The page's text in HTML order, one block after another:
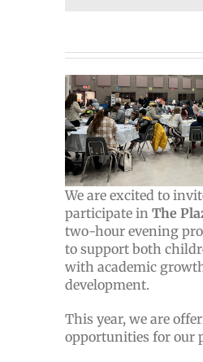
We are excited to
participate in The
two-hour evening
to support both
with academic
development.
This year, we are
opportunities for our